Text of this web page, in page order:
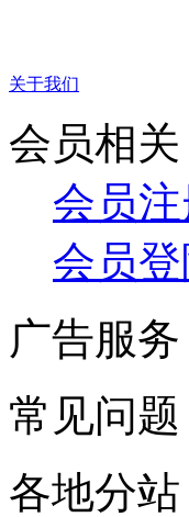
关于我们
会员相关
会员
会员
广告服务
常见问题
各地分站